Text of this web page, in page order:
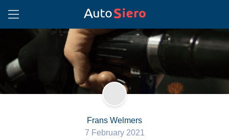
Frans Welmers
7 February 2021